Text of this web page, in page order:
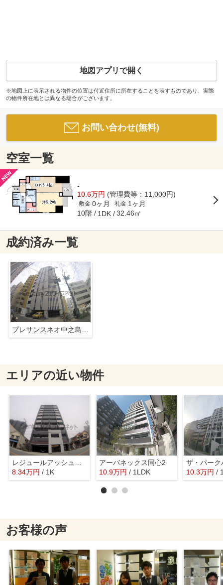
地図アプリで開く
※地図上に表示される物件の位置は付近住所に所在することを表すものであり、実際
の物件所在地とは異なる場合がございます。
お問い合わせ(無料)
空室一覧
-
10.6万円 (管理費等：11,000円)
敷金 0ヶ月 礼金 1ヶ月
10階 1DK 32.46㎡
成約済み一覧
エリアの近い物件
レジュールアッシュ梅田北
8.34万円 / 1K
アーバネックス同心2
10.9万円 / 1LDK
ザ・パーク
10.3万円 /
お客様の声